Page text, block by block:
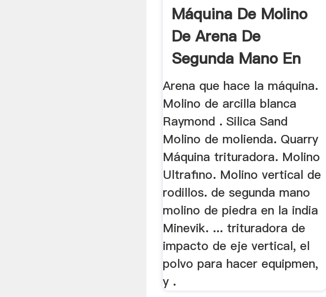
Máquina De Molino
De Arena De
Segunda Mano En
La India
Arena que hace la máquina.
Molino de arcilla blanca
Raymond . Silica Sand
Molino de molienda. Quarry
Máquina trituradora. Molino
Ultrafino. Molino vertical de
rodillos. de segunda mano
molino de piedra en la india
Minevik. ... trituradora de
impacto de eje vertical, el
polvo para hacer equipmen,
y .